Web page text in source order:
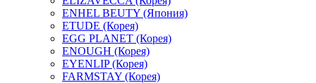
ENHEL BEUTY (Япония)
ETUDE (Корея)
EGG PLANET (Корея)
ENOUGH (Корея)
EYENLIP (Корея)
FARMSTAY (Корея)